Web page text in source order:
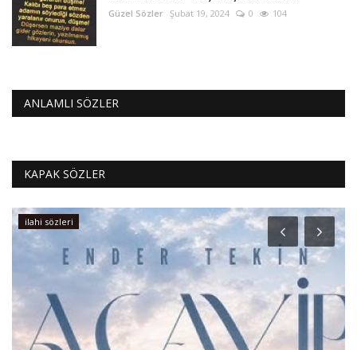
Güzel Sözler Şubat 19, 2024 0 104
ANLAMLI SÖZLER
KAPAK SÖZLER
ilahi sözleri